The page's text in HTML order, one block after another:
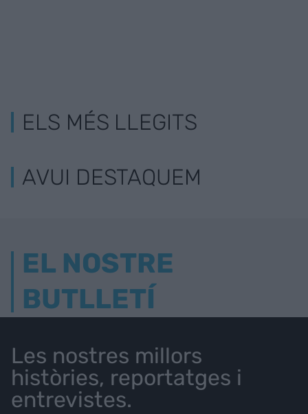
ELS MÉS LLEGITS
AVUI DESTAQUEM
EL NOSTRE
BUTLLETÍ
Les nostres millors
històries, reportatges i
entrevistes.